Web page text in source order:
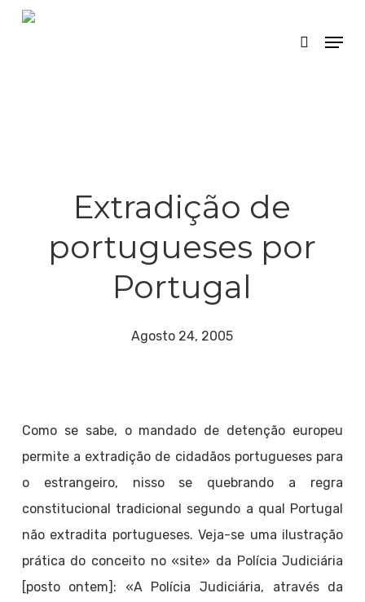
Skip
search
Menu
Extradição de
portugueses por
Portugal
Agosto 24, 2005
Como se sabe, o mandado de detenção europeu
permite a extradição de cidadãos portugueses para
o estrangeiro, nisso se quebrando a regra
constitucional tradicional segundo a qual Portugal
não extradita portugueses. Veja-se uma ilustração
prática do conceito no «site» da Polícia Judiciária
[posto ontem]: «A Polícia Judiciária, através da